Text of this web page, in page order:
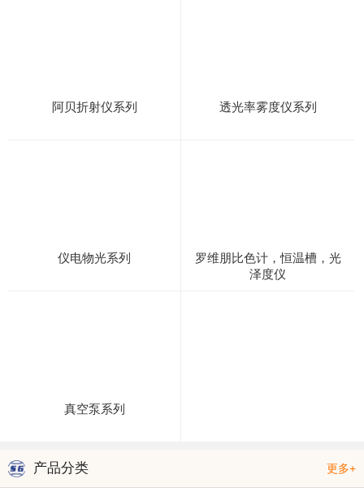
阿贝折射仪系列 透光率雾度仪系列
仪电物光系列
罗维朋比色计，恒温槽，光
泽度仪
真空泵系列
产品分类 更多+